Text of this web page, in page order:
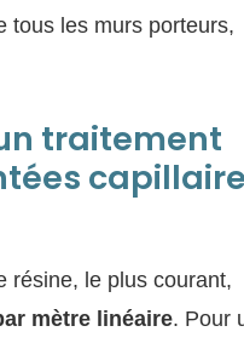
tous les murs porteurs,
traitement
résine, le plus courant,
mètre linéaire. Pour